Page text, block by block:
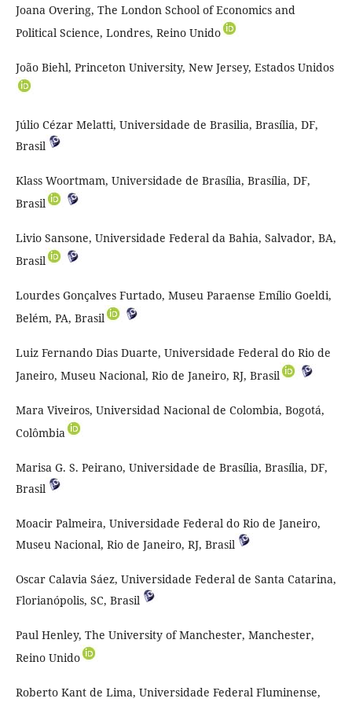
Joana Overing, The London School of Economics and
Political Science, Londres, Reino Unido
João Biehl, Princeton University, New Jersey, Estados Unidos
Júlio Cézar Melatti, Universidade de Brasilia, Brasília, DF,
Brasil
Klass Woortmam, Universidade de Brasília, Brasília, DF,
Brasil
Livio Sansone, Universidade Federal da Bahia, Salvador, BA,
Brasil
Lourdes Gonçalves Furtado, Museu Paraense Emílio Goeldi,
Belém, PA, Brasil
Luiz Fernando Dias Duarte, Universidade Federal do Rio de
Janeiro, Museu Nacional, Rio de Janeiro, RJ, Brasil
Mara Viveiros, Universidad Nacional de Colombia, Bogotá,
Colômbia
Marisa G. S. Peirano, Universidade de Brasília, Brasília, DF,
Brasil
Moacir Palmeira, Universidade Federal do Rio de Janeiro,
Museu Nacional, Rio de Janeiro, RJ, Brasil
Oscar Calavia Sáez, Universidade Federal de Santa Catarina,
Florianópolis, SC, Brasil
Paul Henley, The University of Manchester, Manchester,
Reino Unido
Roberto Kant de Lima, Universidade Federal Fluminense,